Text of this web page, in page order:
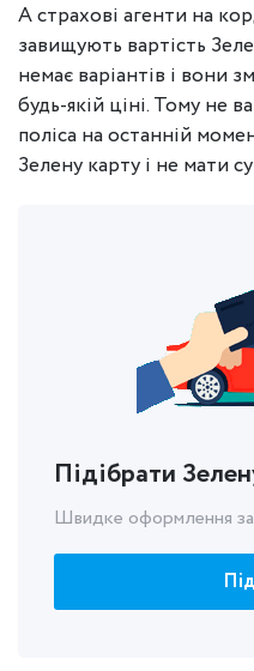
А страхові агенти на
завищують вартість
немає варіантів і вони
будь-якій ціні. Тому не
поліса на останній
Зелену карту і не мати
Підібрати
Швидке оформлення